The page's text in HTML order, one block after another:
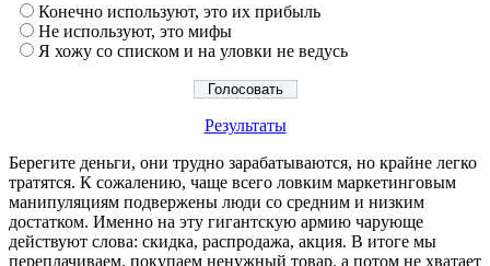
Конечно используют, это их прибыль
Не используют, это мифы
Я хожу со списком и на уловки не ведусь
Результаты
Берегите деньги, они трудно зарабатываются, но крайне легко
тратятся. К сожалению, чаще всего ловким маркетинговым
манипуляциям подвержены люди со средним и низким
достатком. Именно на эту гигантскую армию чарующе
действуют слова: скидка, распродажа, акция. В итоге мы
переплачиваем, покупаем ненужный товар, а потом не хватает